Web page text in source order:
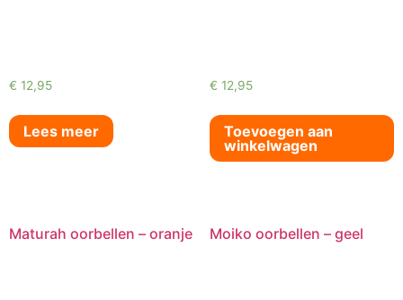
€ 12,95
Lees meer
€ 12,95
Toevoegen aan
winkelwagen
Maturah oorbellen – oranje Moiko oorbellen – geel